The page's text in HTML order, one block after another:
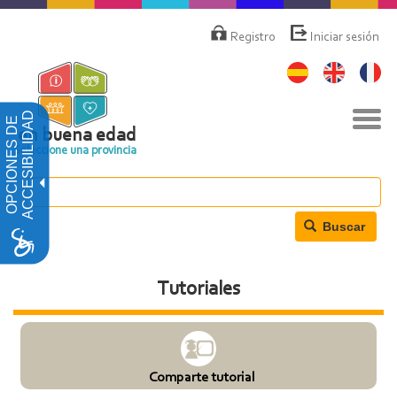
OPCIONES DEACCESIBILIDAD
Pasar
contenido
principal
deRegistro Iniciar sesión
en buena edad
Seleccione una provincia
Buscar
Tutoriales
Comparte tutorial